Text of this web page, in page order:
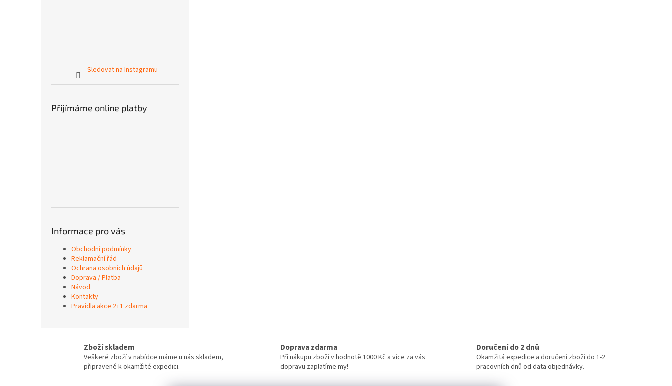
Sledovat na Instagramu
Přijímáme online platby
Informace pro vás
Obchodní podmínky
Reklamační řád
Ochrana osobních údajů
Doprava / Platba
Návod
Kontakty
Pravidla akce 2+1 zdarma
Zboží skladem
Veškeré zboží v nabídce máme u nás skladem,
připravené k okamžité expedici.
Doprava zdarma
Při nákupu zboží v hodnotě 1000 Kč a více za vás
dopravu zaplatíme my!
Doručení do 2 dnů
Okamžitá expedice a doručení zboží do 1-2
pracovních dnů od data objednávky.